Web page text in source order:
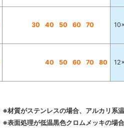
30 40 50 60 70
40 50 60 70 80
※材質がステンレスの場合、アルカリ系
※表面処理が低温黒色クロムメッキの場